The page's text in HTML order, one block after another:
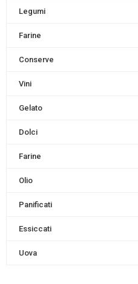
Legumi
Farine
Conserve
Vini
Gelato
Dolci
Farine
Olio
Panificati
Essiccati
Uova